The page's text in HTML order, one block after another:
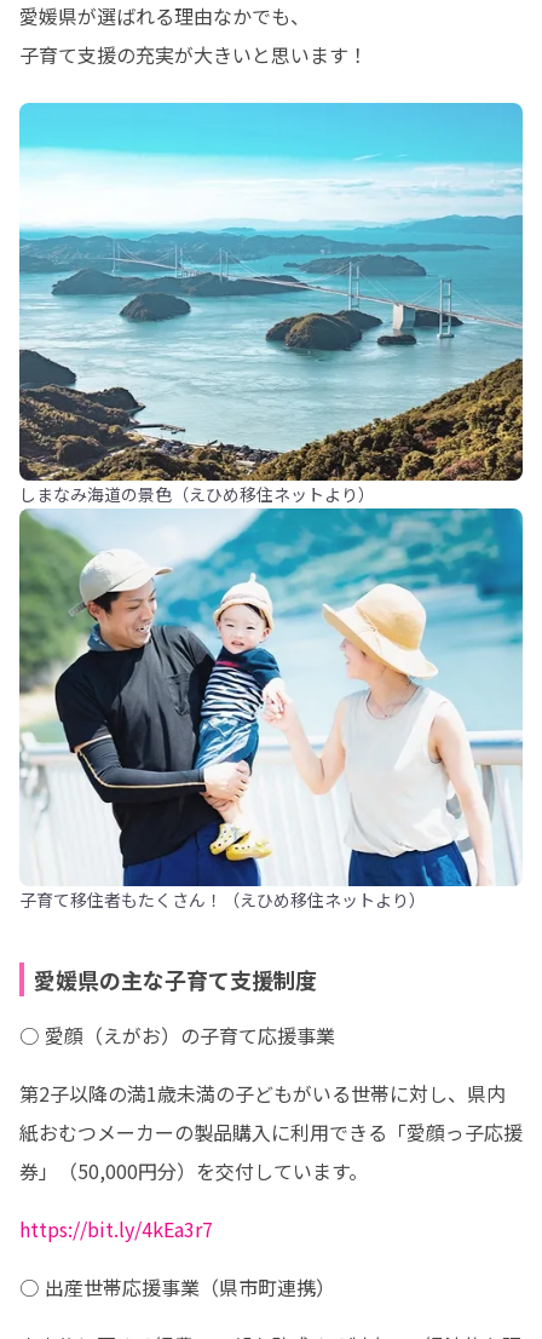
愛媛県が選ばれる理由なかでも、
子育て支援の充実が大きいと思います！
しまなみ海道の景色（えひめ移住ネットより）
子育て移住者もたくさん！（えひめ移住ネットより）
愛媛県の主な子育て支援制度
○ 愛顔（えがお）の子育て応援事業
第2子以降の満1歳未満の子どもがいる世帯に対し、県内
紙おむつメーカーの製品購入に利用できる「愛顔っ子応援
券」（50,000円分）を交付しています。
https://bit.ly/4kEa3r7
○ 出産世帯応援事業（県市町連携）